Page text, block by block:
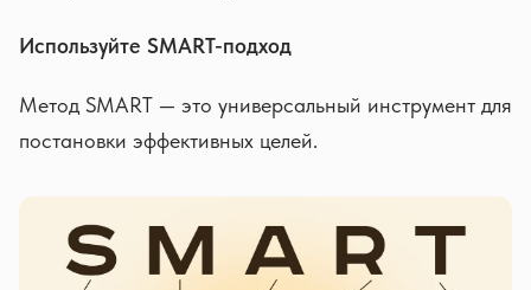
Используйте SMART-подход
Метод SMART — это универсальный инструмент для
постановки эффективных целей.